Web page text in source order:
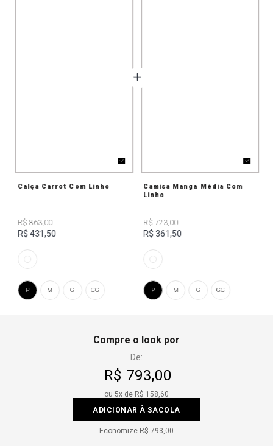
Calça Carrot Com Linho
R$ 863,00
R$ 431,50
G GG
M
P
Camisa Manga Média Com
Linho
R$ 723,00
R$ 361,50
G GG
M
P
Compre o look por
De:
R$ 793,00
ou 5x de R$ 158,60
ADICIONAR À SACOLA
Economize R$ 793,00